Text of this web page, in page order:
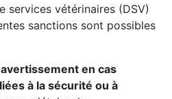
services vétérinaires (DSV)
sanctions sont possibles
en cas
à la sécurité ou à